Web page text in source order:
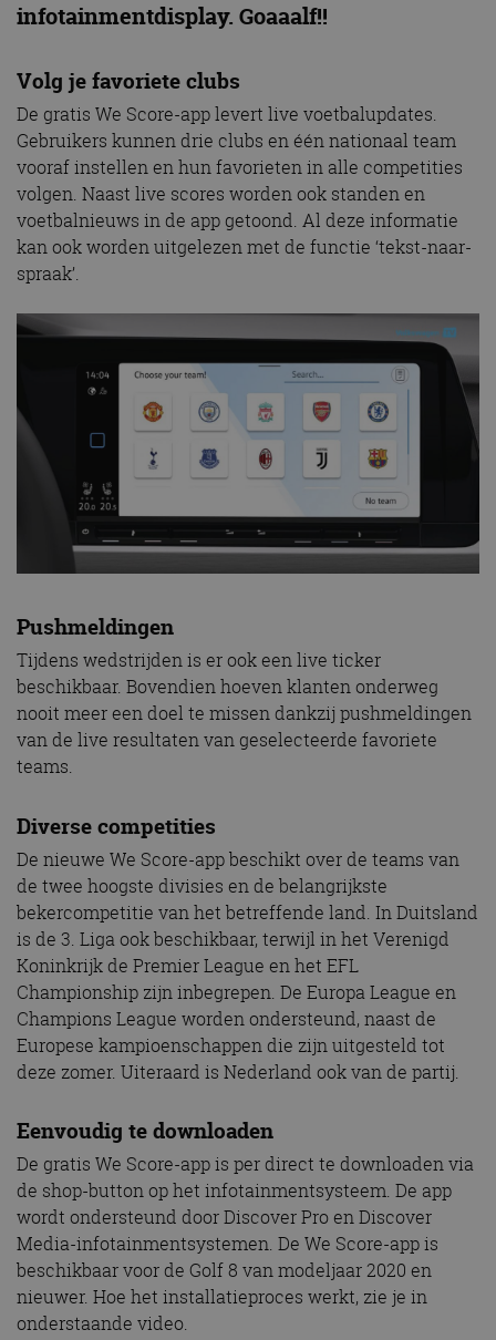
infotainmentdisplay. Goaaalf!!
Volg je favoriete clubs
De gratis We Score-app levert live voetbalupdates.
Gebruikers kunnen drie clubs en één nationaal team
vooraf instellen en hun favorieten in alle competities
volgen. Naast live scores worden ook standen en
voetbalnieuws in de app getoond. Al deze informatie
kan ook worden uitgelezen met de functie ‘tekst-naar-
spraak’.
Pushmeldingen
Tijdens wedstrijden is er ook een live ticker
beschikbaar. Bovendien hoeven klanten onderweg
nooit meer een doel te missen dankzij pushmeldingen
van de live resultaten van geselecteerde favoriete
teams.
Diverse competities
De nieuwe We Score-app beschikt over de teams van
de twee hoogste divisies en de belangrijkste
bekercompetitie van het betreffende land. In Duitsland
is de 3. Liga ook beschikbaar, terwijl in het Verenigd
Koninkrijk de Premier League en het EFL
Championship zijn inbegrepen. De Europa League en
Champions League worden ondersteund, naast de
Europese kampioenschappen die zijn uitgesteld tot
deze zomer. Uiteraard is Nederland ook van de partij.
Eenvoudig te downloaden
De gratis We Score-app is per direct te downloaden via
de shop-button op het infotainmentsysteem. De app
wordt ondersteund door Discover Pro en Discover
Media-infotainmentsystemen. De We Score-app is
beschikbaar voor de Golf 8 van modeljaar 2020 en
nieuwer. Hoe het installatieproces werkt, zie je in
onderstaande video.